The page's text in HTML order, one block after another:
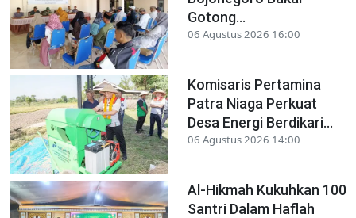
Gotong...
06 Agustus 2026 16:00
Komisaris Pertamina
Patra Niaga Perkuat
Desa Energi Berdikari...
06 Agustus 2026 14:00
Al-Hikmah Kukuhkan 100
Santri Dalam Haflah